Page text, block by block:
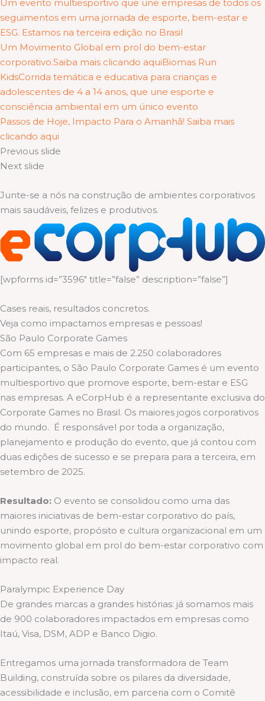
Um evento multiesportivo que une empresas de todos os
seguimentos em uma jornada de esporte, bem-estar e
ESG. Estamos na terceira edição no Brasil
Um Movimento Global em prol do bem-estar
corporativo.Saiba mais clicando aquiBiomas Run
KidsCorrida temática e educativa para crianças e
adolescentes de 4 a 14 anos, que une esporte e
consciência ambiental em um único evento
Passos de Hoje, Impacto Para o Amanhã! Saiba mais
clicando aqui
Previous slide
Next slide
Junte-se a nós na construção de ambientes corporativos
mais saudáveis, felizes e produtivos.
[wpforms id=”3596″ title=”false” description=”false”]
Cases reais, resultados concretos.
Veja como impactamos empresas e pessoas!
São Paulo Corporate Games
Com 65 empresas e mais de 2.250 colaboradores
participantes, o São Paulo Corporate Games é um evento
multiesportivo que promove esporte, bem-estar e ESG
nas empresas. A eCorpHub é a representante exclusiva do
Corporate Games no Brasil. Os maiores jogos corporativos
do mundo. É responsável por toda a organização,
planejamento e produção do evento, que já contou com
duas edições de sucesso e se prepara para a terceira, em
setembro de 2025.
Resultado: O evento se consolidou como uma das
maiores iniciativas de bem-estar corporativo do país,
unindo esporte, propósito e cultura organizacional em um
movimento global em prol do bem-estar corporativo com
impacto real.
Paralympic Experience Day
De grandes marcas a grandes histórias: já somamos mais
de 900 colaboradores impactados em empresas como
Itaú, Visa, DSM, ADP e Banco Digio.
Entregamos uma jornada transformadora de Team
Building, construída sobre os pilares da diversidade,
acessibilidade e inclusão, em parceria com o Comitê